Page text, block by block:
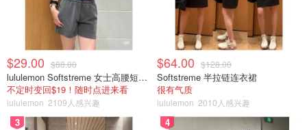
$29.00 $88.00
lululemon Softstreme 女士高腰短裤 10cm
不定时变回$19！随时点进来看
lululemon 2109人感兴趣
$64.00 $128.00
Softstreme 半拉链连衣裙
很有气质
lululemon 2010人感兴趣
3 4